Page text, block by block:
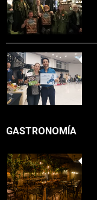
GASTRONOMÍA